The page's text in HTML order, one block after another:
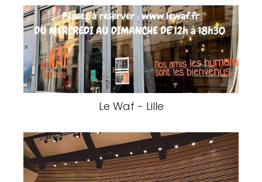
Le Waf - Lille